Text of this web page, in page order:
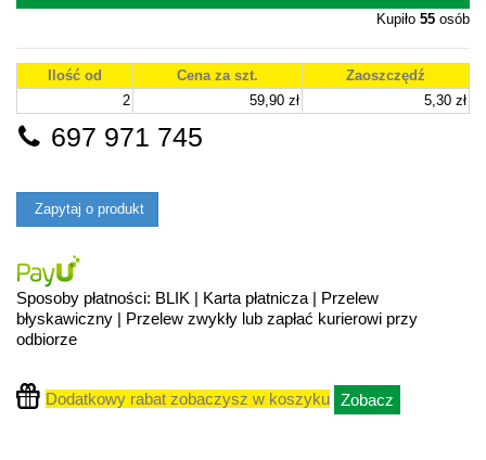
Kupiło 55 osób
Ilość od Cena za szt.
Zaoszczędź
2
59,90 zł 5,30 zł
697 971 745
Zapytaj o produkt
Sposoby płatności: BLIK | Karta płatnicza | Przelew
błyskawiczny | Przelew zwykły lub zapłać kurierowi przy
odbiorze
Dodatkowy rabat zobaczysz w koszyku Zobacz